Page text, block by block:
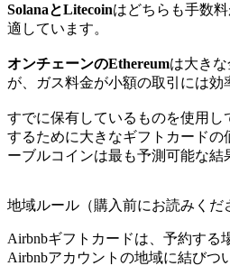
SolanaとLitecoinはどちらも手数
適しています。
オンチェーンのEthereumは大き
が、ガス料金が小額の取引には効
すでに保有しているものを使用し
するために大きなギフトカードの
ーブルコインは最も予測可能な結
地域ルール（購入前にお読みくだ
Airbnbギフトカードは、予約する
Airbnbアカウントの地域に結びつ